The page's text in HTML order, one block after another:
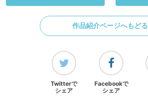
作品紹介ページへもどる
Twitterで
シェア
Facebookで
シェア